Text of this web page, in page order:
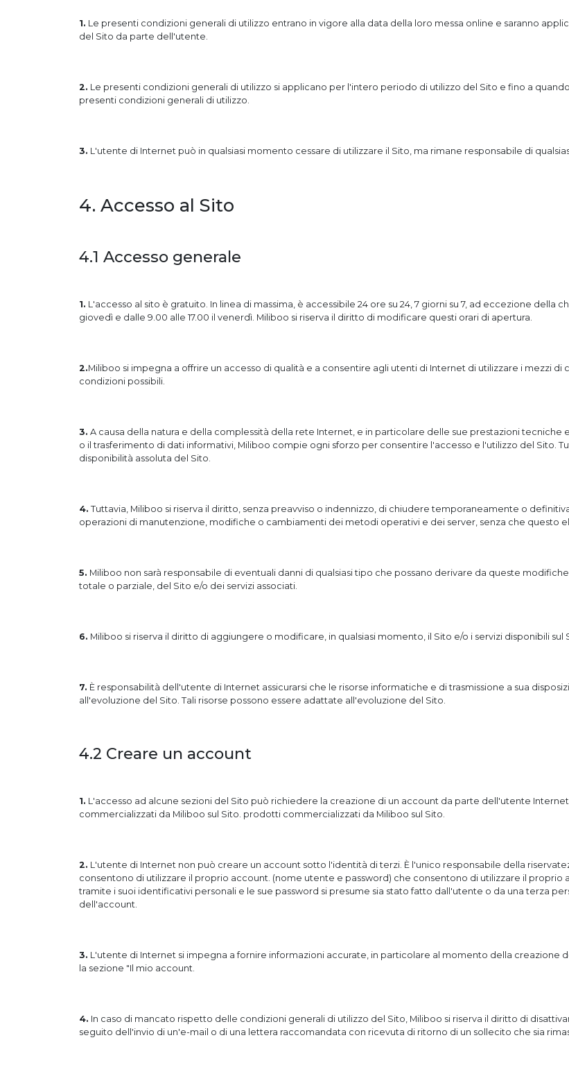
1. Le presenti condizioni generali di utilizzo entrano in vigore alla data della loro messa online e saranno
del Sito da parte dell'utente.
2. Le presenti condizioni generali di utilizzo si applicano per l'intero periodo di utilizzo del Sito e fino a
presenti condizioni generali di utilizzo.
3. L'utente di Internet può in qualsiasi momento cessare di utilizzare il Sito, ma rimane responsabile di
4. Accesso al Sito
4.1 Accesso generale
1. L'accesso al sito è gratuito. In linea di massima, è accessibile 24 ore su 24, 7 giorni su 7, ad eccezione della
giovedì e dalle 9.00 alle 17.00 il venerdì. Miliboo si riserva il diritto di modificare questi orari di apertura.
2.Miliboo si impegna a offrire un accesso di qualità e a consentire agli utenti di Internet di utilizzare i mezzi
condizioni possibili.
3. A causa della natura e della complessità della rete Internet, e in particolare delle sue prestazioni
o il trasferimento di dati informativi, Miliboo compie ogni sforzo per consentire l'accesso e l'utilizzo del Sito.
disponibilità assoluta del Sito.
4. Tuttavia, Miliboo si riserva il diritto, senza preavviso o indennizzo, di chiudere temporaneamente o
operazioni di manutenzione, modifiche o cambiamenti dei metodi operativi e dei server, senza che questo
5. Miliboo non sarà responsabile di eventuali danni di qualsiasi tipo che possano derivare da queste
totale o parziale, del Sito e/o dei servizi associati.
6. Miliboo si riserva il diritto di aggiungere o modificare, in qualsiasi momento, il Sito e/o i servizi disponibili
7. È responsabilità dell'utente di Internet assicurarsi che le risorse informatiche e di trasmissione a sua
all'evoluzione del Sito. Tali risorse possono essere adattate all'evoluzione del Sito.
4.2 Creare un account
1. L'accesso ad alcune sezioni del Sito può richiedere la creazione di un account da parte dell'utente
commercializzati da Miliboo sul Sito. prodotti commercializzati da Miliboo sul Sito.
2. L'utente di Internet non può creare un account sotto l'identità di terzi. È l'unico responsabile della
consentono di utilizzare il proprio account. (nome utente e password) che consentono di utilizzare il
tramite i suoi identificativi personali e le sue password si presume sia stato fatto dall'utente o da una terza
dell'account.
3. L'utente di Internet si impegna a fornire informazioni accurate, in particolare al momento della
la sezione "Il mio account.
4. In caso di mancato rispetto delle condizioni generali di utilizzo del Sito, Miliboo si riserva il diritto di
seguito dell'invio di un'e-mail o di una lettera raccomandata con ricevuta di ritorno di un sollecito che sia